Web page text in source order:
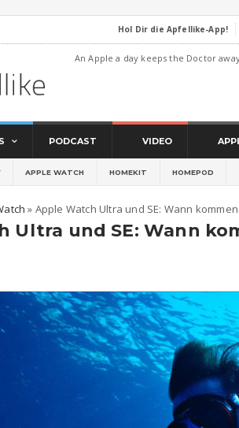
Hol Dir die Apfellike-App!
An Apple a day keeps the Doctor
PODCAST VIDEO
APPLE WATCH HOMEKIT HOMEPOD
» Apple Watch Ultra und SE: Wann
Ultra und SE: Wann